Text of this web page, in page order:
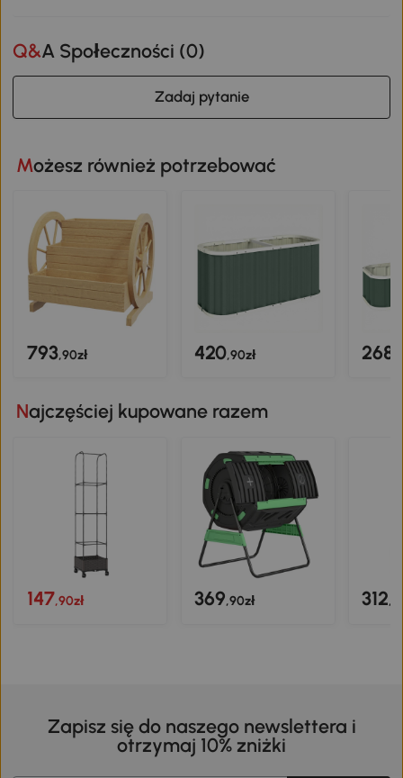
Q&A Społeczności (0)
Zadaj pytanie
Możesz również potrzebować
793,90zł 420,90zł 268
Najczęściej kupowane razem
147,90zł 369,90zł 312
Zapisz się do naszego newslettera i
otrzymaj 10% zniżki